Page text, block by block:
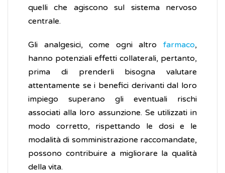
quelli che agiscono sul sistema nervoso
centrale.
Gli analgesici, come ogni altro farmaco,
hanno potenziali effetti collaterali, pertanto,
prima di prenderli bisogna valutare
attentamente se i benefici derivanti dal loro
impiego superano gli eventuali rischi
associati alla loro assunzione. Se utilizzati in
modo corretto, rispettando le dosi e le
modalità di somministrazione raccomandate,
possono contribuire a migliorare la qualità
della vita.